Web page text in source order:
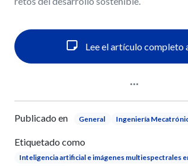
Lee el artículo completo
Publicado en General Ingeniería
Etiquetado como
Inteligencia artificial e imágenes multiespectrales